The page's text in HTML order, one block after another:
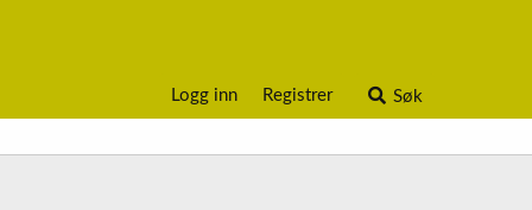
Logg inn Registrer Søk